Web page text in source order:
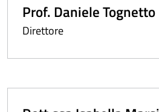
Prof. Daniele Tognetto
Direttore